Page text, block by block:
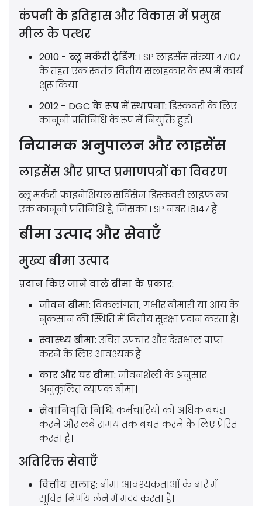
कंपनी के इतिहास और विकास में प्रमुख
मील के पत्थर
2010 - ब्लू मर्करी ट्रेडिंग: FSP लाइसेंस संख्या 47107
के तहत एक स्वतंत्र वित्तीय सलाहकार के रूप में कार्य
शुरू किया।
2012 - DGC के रूप में स्थापना:डिस्कवरी के लिए
कानूनी प्रतिनिधि के रूप में नियुक्ति हुई।
नियामक अनुपालन और लाइसेंस
लाइसेंस और प्राप्त प्रमाणपत्रों का विवरण
ब्लू मर्करी फाइनेंशियल सर्विसेज डिस्कवरी लाइफ का
एक कानूनी प्रतिनिधि है, जिसका FSP नंबर 18147 है।
बीमा उत्पाद और सेवाएँ
मुख्य बीमा उत्पाद
प्रदान किए जाने वाले बीमा के प्रकार:
जीवन बीमा:विकलांगता, गंभीर बीमारी या आय के
नुकसान की स्थिति में वित्तीय सुरक्षा प्रदान करता है।
स्वास्थ्य बीमा:उचित उपचार और देखभाल प्राप्त
करने के लिए आवश्यक है।
कार और घर बीमा:जीवनशैली के अनुसार
अनुकूलित व्यापक बीमा।
सेवानिवृत्ति निधि:कर्मचारियों को अधिक बचत
करने और लंबे समय तक बचत करने के लिए प्रेरित
करता है।
अतिरिक्त सेवाएँ
वित्तीय सलाह:बीमा आवश्यकताओं के बारे में
सूचित निर्णय लेने में मदद करता है।